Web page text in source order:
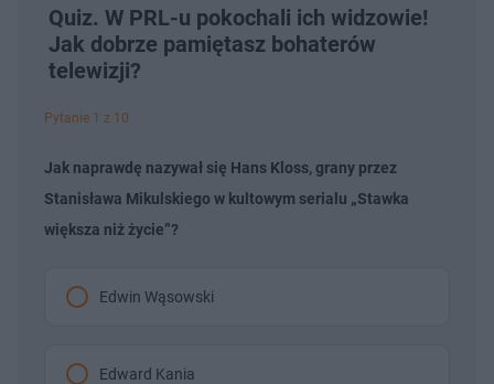
Quiz. W PRL-u pokochali ich widzowie!
Jak dobrze pamiętasz bohaterów
telewizji?
Pytanie 1 z 10
Jak naprawdę nazywał się Hans Kloss, grany przez
Stanisława Mikulskiego w kultowym serialu „Stawka
większa niż życie”?
Edwin Wąsowski
Edward Kania